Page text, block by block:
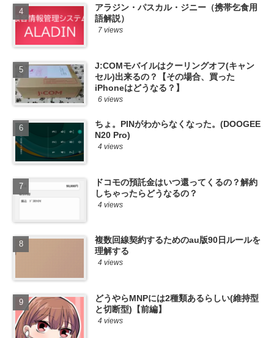
アラジン・パスカル・ジニー（携帯乞食用
語解説）
7 views
J:COMモバイルはクーリングオフ(キャン
セル)出来るの？【その場合、買った
iPhoneはどうなる？】
6 views
ちょ。PINがわからなくなった。(DOOGEE
N20 Pro)
4 views
ドコモの預託金はいつ還ってくるの？解約
しちゃったらどうなるの？
4 views
複数回線契約するためのau版90日ルールを
理解する
4 views
どうやらMNPには2種類あるらしい(維持型
と切断型)【前編】
4 views